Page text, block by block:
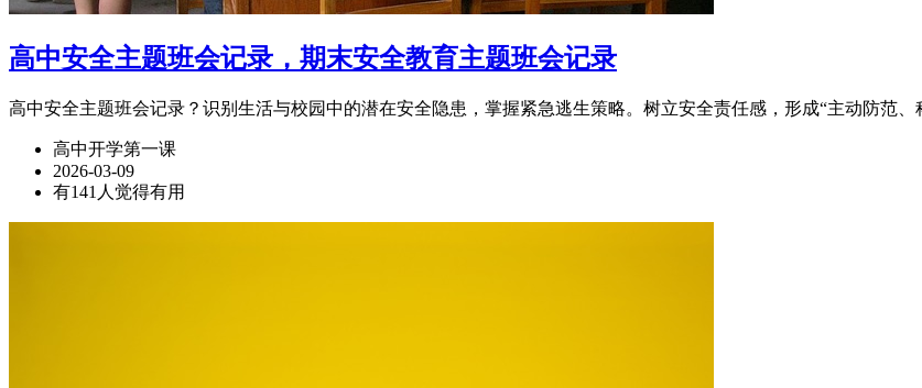
高中安全主题班会记录，期末安全教育主题班会记录
高中安全主题班会记录？识别生活与校园中的潜在安全隐患，掌握紧急逃生策略。树立安全责任感，形成“主动防范
高中开学第一课
2026-03-09
有141人觉得有用